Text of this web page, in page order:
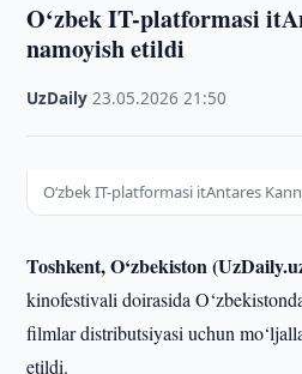
O‘zbek IT-platformasi
namoyish etildi
UzDaily ·23.05.2026 ·21:50
O‘zbek IT-platformasi itAntares
Toshkent, O‘zbekiston
kinofestivali doirasida
filmlar distributsiyasi uchun
etildi.